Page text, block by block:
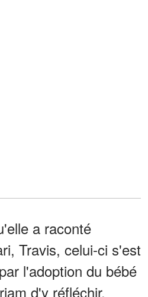
a raconté
Travis, celui-ci s'est
l'adoption du bébé
d'y réfléchir.